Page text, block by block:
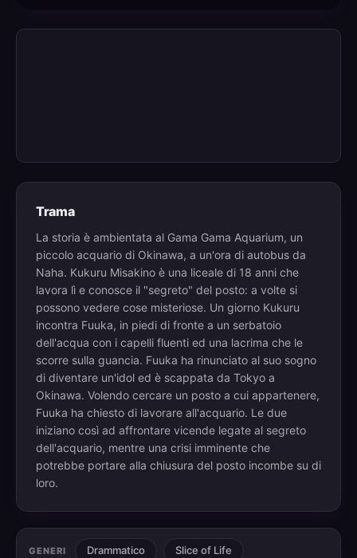
Trama
La storia è ambientata al Gama Gama Aquarium, un
piccolo acquario di Okinawa, a un'ora di autobus da
Naha. Kukuru Misakino è una liceale di 18 anni che
lavora lì e conosce il "segreto" del posto: a volte si
possono vedere cose misteriose. Un giorno Kukuru
incontra Fuuka, in piedi di fronte a un serbatoio
dell'acqua con i capelli fluenti ed una lacrima che le
scorre sulla guancia. Fuuka ha rinunciato al suo sogno
di diventare un'idol ed è scappata da Tokyo a
Okinawa. Volendo cercare un posto a cui appartenere,
Fuuka ha chiesto di lavorare all'acquario. Le due
iniziano così ad affrontare vicende legate al segreto
dell'acquario, mentre una crisi imminente che
potrebbe portare alla chiusura del posto incombe su di
loro.
GENERI Drammatico Slice of Life